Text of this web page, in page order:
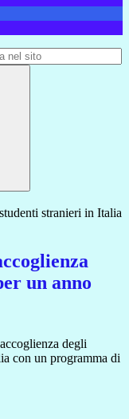
stranieri in Italia
un anno
degli
con un programma di